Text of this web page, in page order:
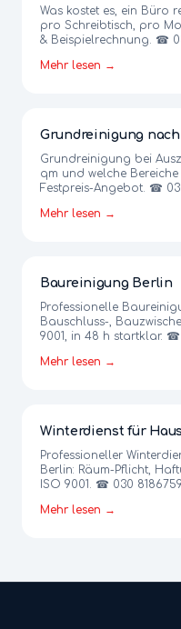
Was kostet es, ein Büro
pro Schreibtisch, pro
& Beispielrechnung. ☎
Mehr lesen →
Grundreinigung
Grundreinigung bei
qm und welche
Festpreis-Angebot. ☎
Mehr lesen →
Baureinigung Berlin
Professionelle
Bauschluss-,
9001, in 48 h startklar. ☎
Mehr lesen →
Winterdienst für
Professioneller
Berlin: Räum-Pflicht,
ISO 9001. ☎ 030
Mehr lesen →